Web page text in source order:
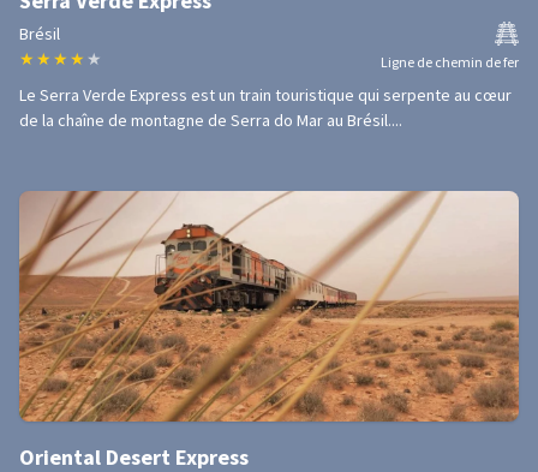
Brésil
★ ★ ★ ★ ★ Ligne de chemin de fer
Le Serra Verde Express est un train touristique qui serpente au cœur
de la chaîne de montagne de Serra do Mar au Brésil....
Oriental Desert Express